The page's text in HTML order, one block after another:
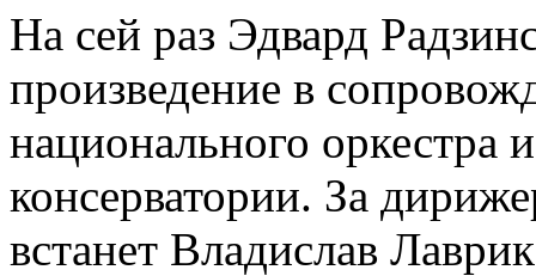
На сей раз Эдвард
произведение в
национального оркестра
консерватории. За
встанет Владислав